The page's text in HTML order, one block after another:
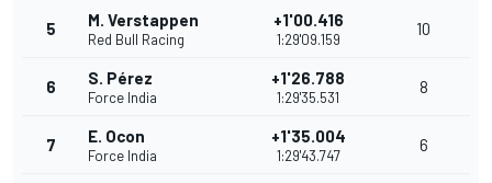
5 M. Verstappen
Red Bull Racing
+1'00.416
1:29'09.159
10
6 S. Pérez
Force India
+1'26.788
1:29'35.531
8
7 E. Ocon
Force India
+1'35.004
1:29'43.747
6